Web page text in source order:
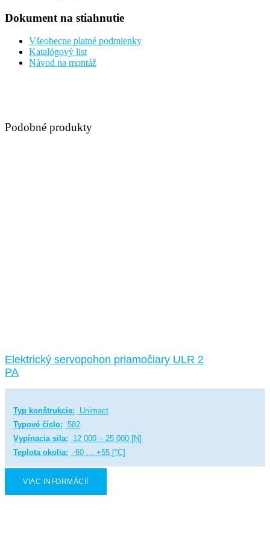
Dokument na stiahnutie
Všeobecne platné podmienky
Katalógový list
Návod na montáž
Podobné produkty
Elektrický servopohon priamočiary ULR 2
PA
Typ konštrukcie:
Unimact
Typové číslo: 582
Vypínacia sila:
12 000 – 25 000 [N]
Teplota okolia: -60 … +55 [°C]
VIAC INFORMÁCIÍ